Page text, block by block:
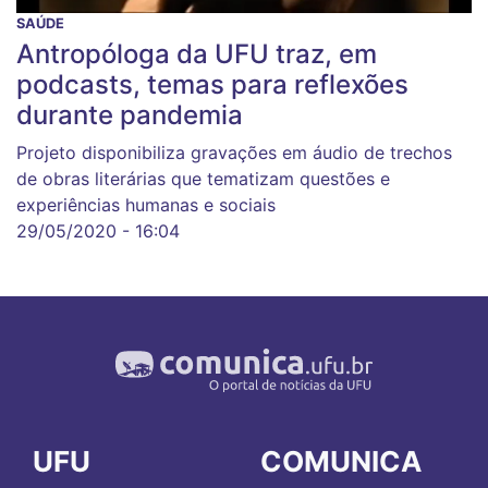
SAÚDE
Antropóloga da UFU traz, em
podcasts, temas para reflexões
durante pandemia
Projeto disponibiliza gravações em áudio de trechos
de obras literárias que tematizam questões e
experiências humanas e sociais
29/05/2020 - 16:04
UFU COMUNICA